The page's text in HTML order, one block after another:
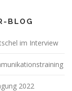
BLOG
im Interview
2022